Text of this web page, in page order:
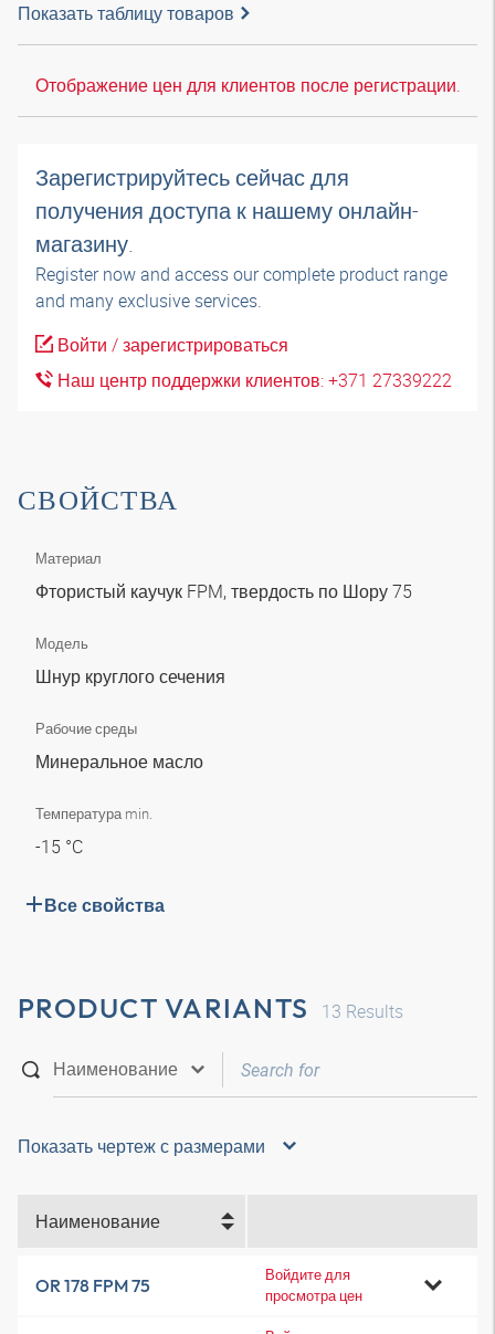
Показать таблицу товаров
Отображение цен для клиентов после регистрации.
Зарегистрируйтесь сейчас для
получения доступа к нашему онлайн-
магазину.
Register now and access our complete product range
and many exclusive services.
Войти / зарегистрироваться
Наш центр поддержки клиентов: +371 27339222
СВОЙСТВА
Материал
Фтористый каучук FPM, твердость по Шору 75
Модель
Шнур круглого сечения
Рабочие среды
Минеральное масло
Температура min.
-15 °C
Все свойства
PRODUCT VARIANTS 13 Results
Показать чертеж с размерами
Наименование
OR 178 FPM 75
Войдите для
просмотра цен